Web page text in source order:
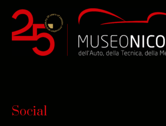
Social